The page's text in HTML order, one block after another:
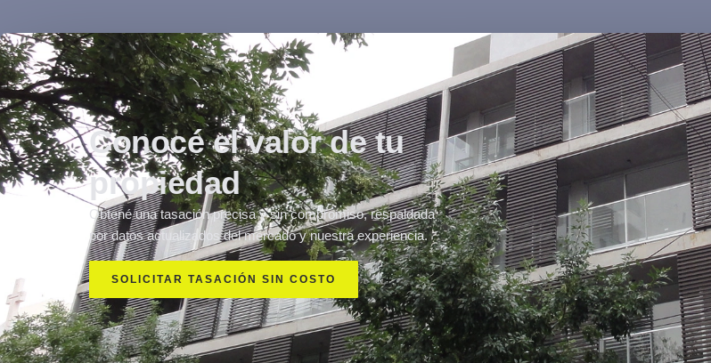
Conocé el valor de tu
propiedad
Obtené una tasación precisa y sin compromiso, respaldada
por datos actualizados del mercado y nuestra experiencia.
SOLICITAR TASACIÓN SIN COSTO